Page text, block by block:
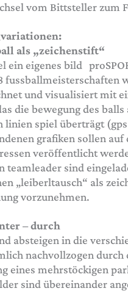
vom Bittsteller zum
als „zeichenstift“
ein eigenes bild
fussballmeisterschaften
und visualisiert mit
die bewegung des
linien spiel überträgt
grafiken sollen auf
veröffentlicht
teamleader sind
„leiberltausch“ als
vorzunehmen.
– durch
absteigen in die
nachvollzogen durch
eines mehrstöckigen
sind übereinander